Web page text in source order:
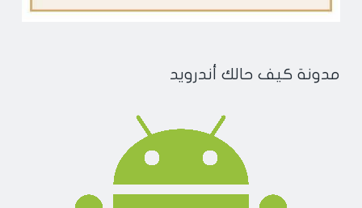
مدونة كيف حالك أندرويد